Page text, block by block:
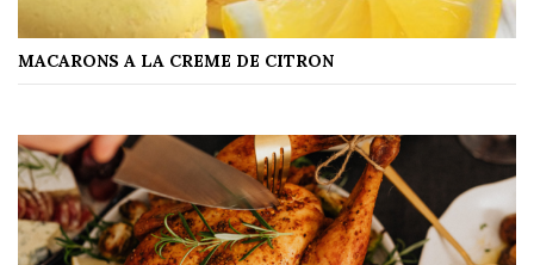
MACARONS A LA CREME DE CITRON